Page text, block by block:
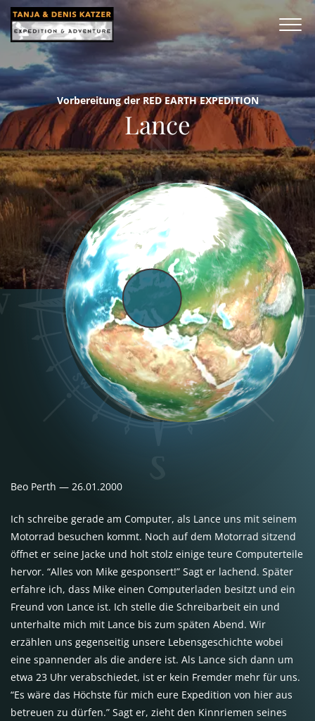
Vorbereitung der RED EARTH EXPEDITION
Lance
Beo Perth — 26.01.2000
Ich schreibe gerade am Computer, als Lance uns mit seinem
Motorrad besuchen kommt. Noch auf dem Motorrad sitzend
öffnet er seine Jacke und holt stolz einige teure Computerteile
hervor. “Alles von Mike gesponsert!” Sagt er lachend. Später
erfahre ich, dass Mike einen Computerladen besitzt und ein
Freund von Lance ist. Ich stelle die Schreibarbeit ein und
unterhalte mich mit Lance bis zum späten Abend. Wir
erzählen uns gegenseitig unsere Lebensgeschichte wobei
eine spannender als die andere ist. Als Lance sich dann um
etwa 23 Uhr verabschiedet, ist er kein Fremder mehr für uns.
“Es wäre das Höchste für mich eure Expedition von hier aus
betreuen zu dürfen.” Sagt er, zieht den Kinnriemen seines